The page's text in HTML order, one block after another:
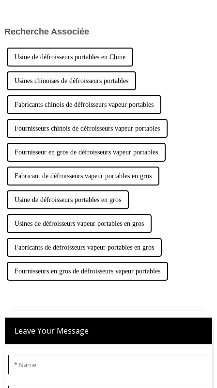
Recherche Associée
Usine de défroisseurs portables en Chine
Usines chinoises de défroisseurs portables
Fabricants chinois de défroisseurs vapeur portables
Fournisseurs chinois de défroisseurs vapeur portables
Fournisseur en gros de défroisseurs vapeur portables
Fabricant de défroisseurs vapeur portables en gros
Usine de défroisseurs portables en gros
Usines de défroisseurs vapeur portables en gros
Fabricants de défroisseurs vapeur portables en gros
Fournisseurs en gros de défroisseurs vapeur portables
Leave Your Message